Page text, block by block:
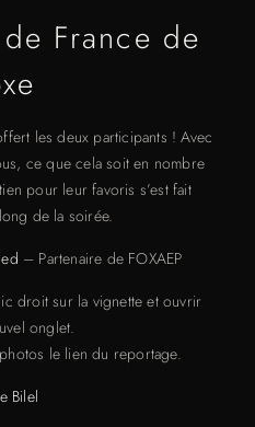
France de
les deux participants ! Avec
ce que cela soit en nombre
pour leur favoris s’est fait
de la soirée.
– Partenaire de FOXAEP
droit sur la vignette et ouvrir
onglet.
le lien du reportage.
Bilel